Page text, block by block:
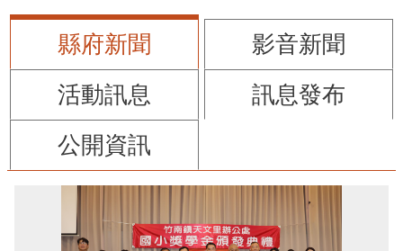
縣府新聞
影音新聞
活動訊息
訊息發布
公開資訊